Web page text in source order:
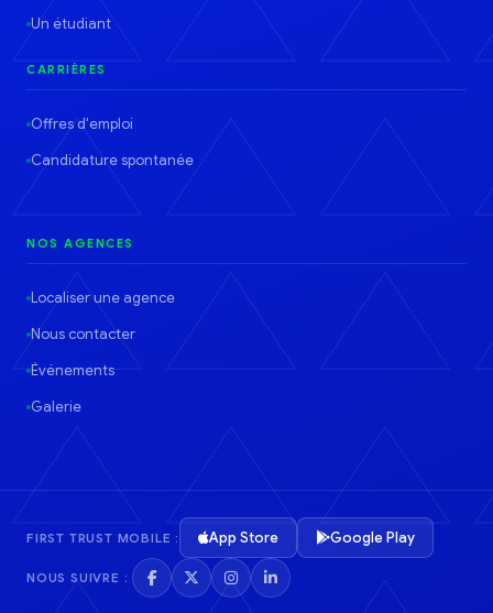
Un étudiant
CARRIÈRES
Offres d'emploi
Candidature spontanée
NOS AGENCES
Localiser une agence
Nous contacter
Événements
Galerie
FIRST TRUST MOBILE : App Store Google Play
NOUS SUIVRE :